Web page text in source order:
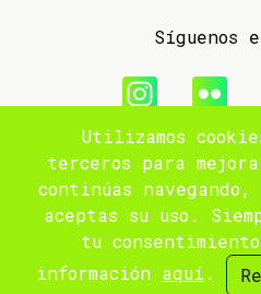
Síguenos
© 2009- 2026 Que
Política de privacidad
Utilizamos
terceros para
continúas navegando,
aceptas su uso.
tu
información aquí .